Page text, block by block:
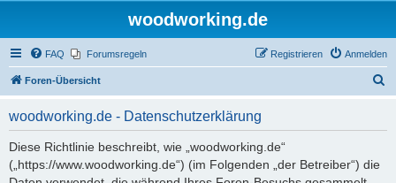
woodworking.de
FAQ Forumsregeln Anmelden
Registrieren
Foren-Übersicht
woodworking.de - Datenschutzerklärung
Diese Richtlinie beschreibt, wie „woodworking.de“
(„https://www.woodworking.de“) (im Folgenden „der Betreiber“) die